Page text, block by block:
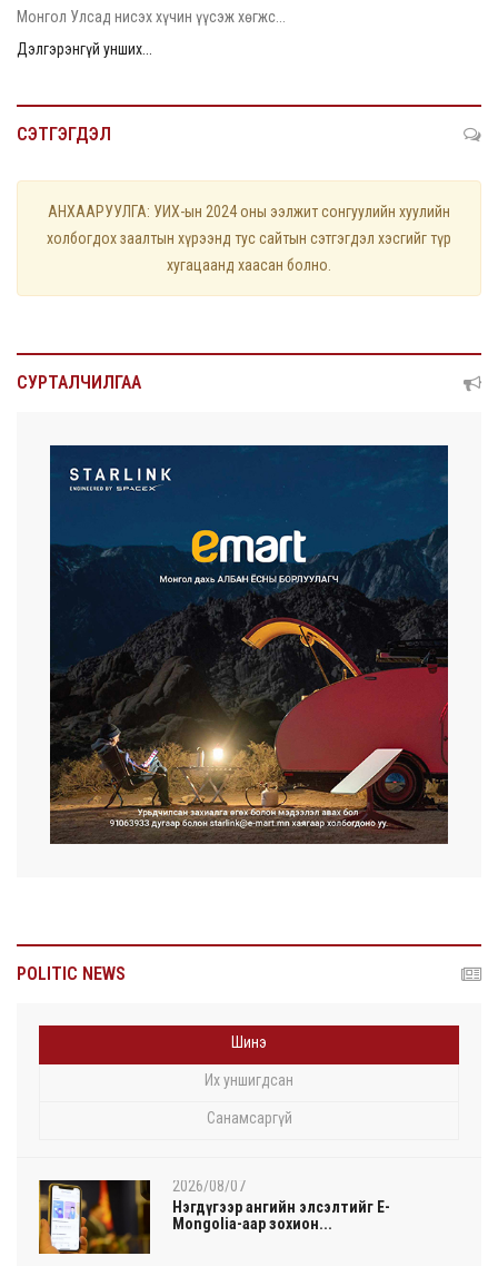
Монгол Улсад нисэх хүчин үүсэж хөгжс...
Дэлгэрэнгүй унших...
СЭТГЭГДЭЛ
АНХААРУУЛГА: УИХ-ын 2024 оны ээлжит сонгуулийн хуулийн
холбогдох заалтын хүрээнд тус сайтын сэтгэгдэл хэсгийг түр
хугацаанд хаасан болно.
СУРТАЛЧИЛГАА
POLITIC NEWS
Шинэ
Их уншигдсан
Санамсаргүй
2026/08/07
Нэгдүгээр ангийн элсэлтийг E-
Mongolia-аар зохион...